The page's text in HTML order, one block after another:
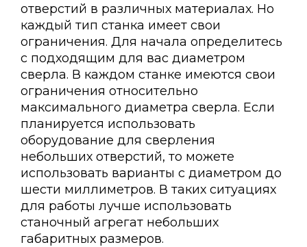
отверстий в различных материалах. Но
каждый тип станка имеет свои
ограничения. Для начала определитесь
с подходящим для вас диаметром
сверла. В каждом станке имеются свои
ограничения относительно
максимального диаметра сверла. Если
планируется использовать
оборудование для сверления
небольших отверстий, то можете
использовать варианты с диаметром до
шести миллиметров. В таких ситуациях
для работы лучше использовать
станочный агрегат небольших
габаритных размеров.